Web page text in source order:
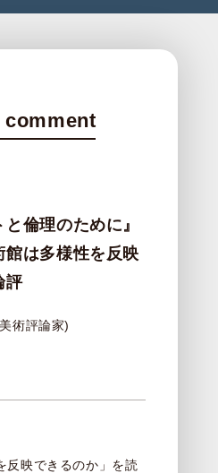
と倫理のために』
館は多様性を反映
評
術評論家)
反映できるのか」を読